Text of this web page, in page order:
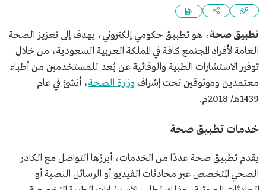
تطبيق صحة، هو تطبيق حكومي إلكتروني، يهدف إلى تعزيز الصحة
العامة لأفراد المجتمع كافة في المملكة العربية السعودية، من خلال
توفير الاستشارات الطبية والوقائية عن بُعد للمستخدمين من أطباء
معتمدين وموثوقين تحت إشراف وزارة الصحة، أنشئ في عام
1439هـ/ 2018م.
خدمات تطبيق صحة
يقدم تطبيق صحة عددًا من الخدمات، أبرزها التواصل مع الكادر
الصحي المتخصص عبر محادثات الفيديو أو الرسائل النصية أو